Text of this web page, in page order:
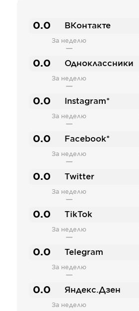
0.0 ВКонтакте
За неделю
—
0.0 Одноклассники
За неделю
—
0.0 Instagram*
За неделю
—
0.0 Facebook*
За неделю
—
0.0 Twitter
За неделю
—
0.0 TikTok
За неделю
—
0.0 Telegram
За неделю
—
0.0 Яндекс.Дзен
За неделю